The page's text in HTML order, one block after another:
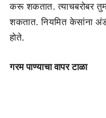
करू शकतात. त्याचबरोबर
शकतात. नियमित केसांना
होते.
गरम पाण्याचा वापर टाळा